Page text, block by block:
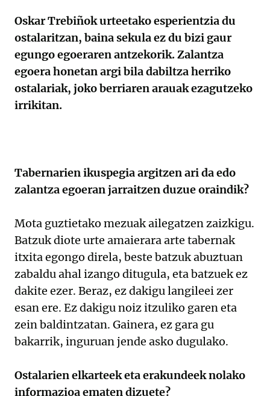
Oskar Trebiñok urteetako esperientzia du
ostalaritzan, baina sekula ez du bizi gaur
egungo egoeraren antzekorik. Zalantza
egoera honetan argi bila dabiltza herriko
ostalariak, joko berriaren arauak ezagutzeko
irrikitan.
Tabernarien ikuspegia argitzen ari da edo
zalantza egoeran jarraitzen duzue oraindik?
Mota guztietako mezuak ailegatzen zaizkigu.
Batzuk diote urte amaierara arte tabernak
itxita egongo direla, beste batzuk abuztuan
zabaldu ahal izango ditugula, eta batzuek ez
dakite ezer. Beraz, ez dakigu langileei zer
esan ere. Ez dakigu noiz itzuliko garen eta
zein baldintzatan. Gainera, ez gara gu
bakarrik, inguruan jende asko dugulako.
Ostalarien elkarteek eta erakundeek nolako
informazioa ematen dizuete?